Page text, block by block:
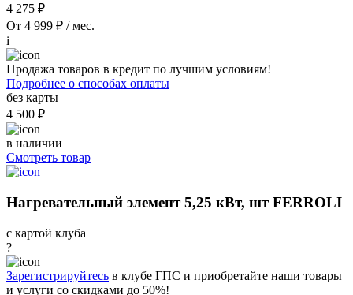
4 275 ₽
От 4 999 ₽ / мес.
i
Продажа товаров в кредит по лучшим условиям!
Подробнее о способах оплаты
без карты
4 500 ₽
в наличии
Смотреть товар
Нагревательный элемент 5,25 кВт, шт FERROLI
с картой клуба
?
Зарегистрируйтесь в клубе ГПС и приобретайте наши товары
и услуги со скидками до 50%!